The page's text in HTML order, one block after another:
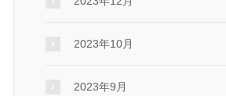
2023年10月
2023年9月